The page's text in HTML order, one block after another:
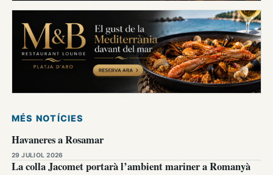
MÉS NOTÍCIES
Havaneres a Rosamar
29 JULIOL 2026
La colla Jacomet portarà l’ambient mariner a Romanyà